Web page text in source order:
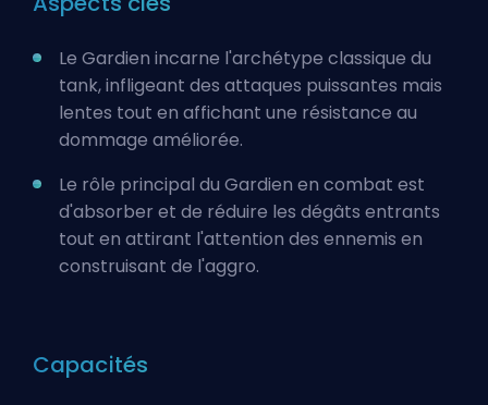
Le Gardien incarne l'archétype classique du
tank, infligeant des attaques puissantes mais
lentes tout en affichant une résistance au
dommage améliorée.
Le rôle principal du Gardien en combat est
d'absorber et de réduire les dégâts entrants
tout en attirant l'attention des ennemis en
construisant de l'aggro.
Capacités